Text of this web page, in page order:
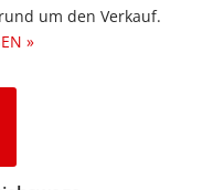
um den Verkauf.
»